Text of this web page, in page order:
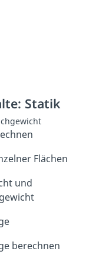
Statik
Flächen
und
berechnen